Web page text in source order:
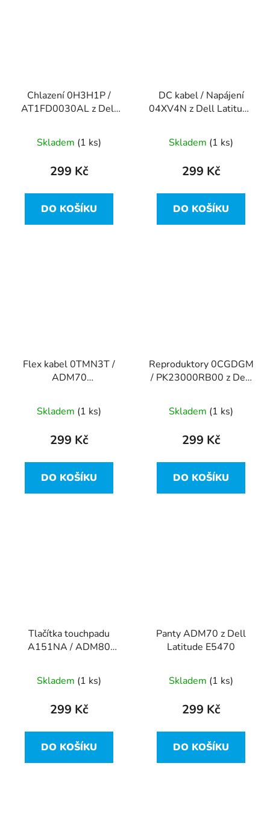
Chlazení 0H3H1P /
AT1FD0030AL z Dell
Skladem (1 ks)
299 Kč
DO KOŠÍKU
DC kabel / Napájení
04XV4N z Dell Latitude
Skladem (1 ks)
299 Kč
DO KOŠÍKU
Flex kabel 0TMN3T /
ADM70
z Dell Latitude E5470
Skladem (1 ks)
299 Kč
DO KOŠÍKU
Reproduktory 0CGDGM
/ PK23000RB00 z Dell
Skladem (1 ks)
299 Kč
DO KOŠÍKU
Tlačítka touchpadu
A151NA / ADM80
Latitude E5470
Skladem (1 ks)
299 Kč
DO KOŠÍKU
Panty ADM70 z Dell
Latitude E5470
Skladem (1 ks)
299 Kč
DO KOŠÍKU